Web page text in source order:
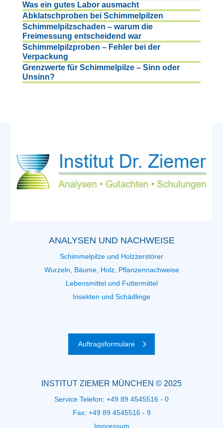
Was ein gutes Labor ausmacht
Abklatschproben bei Schimmelpilzen
Schimmelpilzschaden – warum die
Freimessung entscheidend war
Schimmelpilzproben – Fehler bei der
Verpackung
Grenzwerte für Schimmelpilze – Sinn oder
Unsinn?
ANALYSEN UND NACHWEISE
Schimmelpilze und Holzzerstörer
Wurzeln, Bäume, Holz, Pflanzennachweise
Lebensmittel und Futtermittel
Insekten und Schädlinge
Auftragsformulare
INSTITUT ZIEMER MÜNCHEN © 2025
Service Telefon: +49 89 4545516 - 0
Fax: +49 89 4545516 - 9
Impressum